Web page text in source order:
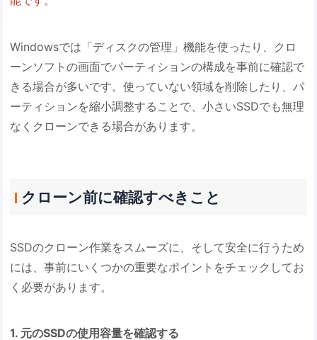
Windowsでは「ディスクの管理」機能を使ったり、クロ
ーンソフトの画面でパーティションの構成を事前に確認で
きる場合が多いです。使っていない領域を削除したり、パ
ーティションを縮小調整することで、小さいSSDでも無理
なくクローンできる場合があります。
クローン前に確認すべきこと
SSDのクローン作業をスムーズに、そして安全に行うため
には、事前にいくつかの重要なポイントをチェックしてお
く必要があります。
1. 元のSSDの使用容量を確認する